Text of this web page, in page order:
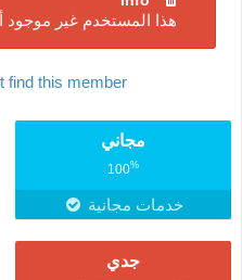
هذا المستخدم غير موجود
find this member
مجاني
100%
خدمات مجانية
جدي